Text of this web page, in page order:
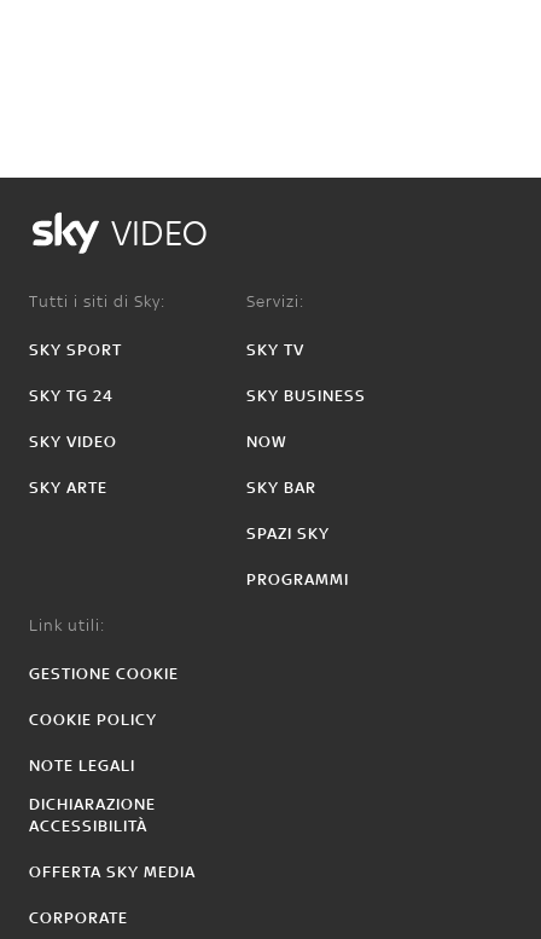
VIDEO
Tutti i siti di Sky:
SKY SPORT
SKY TG 24
SKY VIDEO
SKY ARTE
Servizi:
SKY TV
SKY BUSINESS
NOW
SKY BAR
SPAZI SKY
PROGRAMMI
Link utili:
GESTIONE COOKIE
COOKIE POLICY
NOTE LEGALI
DICHIARAZIONE
ACCESSIBILITÀ
OFFERTA SKY MEDIA
CORPORATE